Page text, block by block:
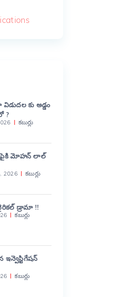
కు అడ్డం
?
కబుర్లు
మోహన్ లాల్
2026 కబుర్లు
డ్రామా !!
కబుర్లు
ఇన్వెస్టిగేషన్
కబుర్లు